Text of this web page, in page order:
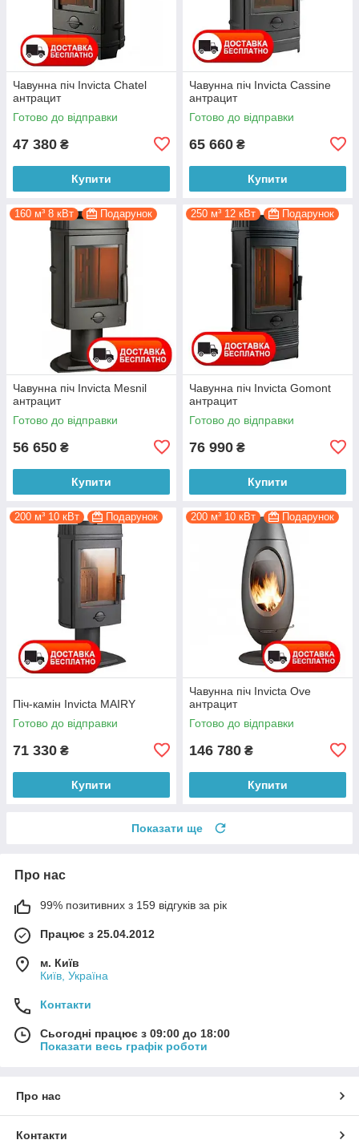
Чавунна піч Invicta Chatel
антрацит
Готово до відправки
47 380 ₴
Купити
Чавунна піч Invicta Cassine
антрацит
Готово до відправки
65 660 ₴
Купити
160 м³ 8 кВт Подарунок
Чавунна піч Invicta Mesnil
антрацит
Готово до відправки
56 650 ₴
Купити
250 м³ 12 кВт Подарунок
Чавунна піч Invicta Gomont
антрацит
Готово до відправки
76 990 ₴
Купити
200 м³ 10 кВт Подарунок
Піч-камін Invicta MAIRY
Готово до відправки
71 330 ₴
Купити
200 м³ 10 кВт Подарунок
Чавунна піч Invicta Ove
антрацит
Готово до відправки
146 780 ₴
Купити
Показати ще
Про нас
99% позитивних з 159 відгуків за рік
Працює з 25.04.2012
м. Київ
Київ, Україна
Контакти
Сьогодні працює з 09:00 до 18:00
Показати весь графік роботи
Про нас
Контакти